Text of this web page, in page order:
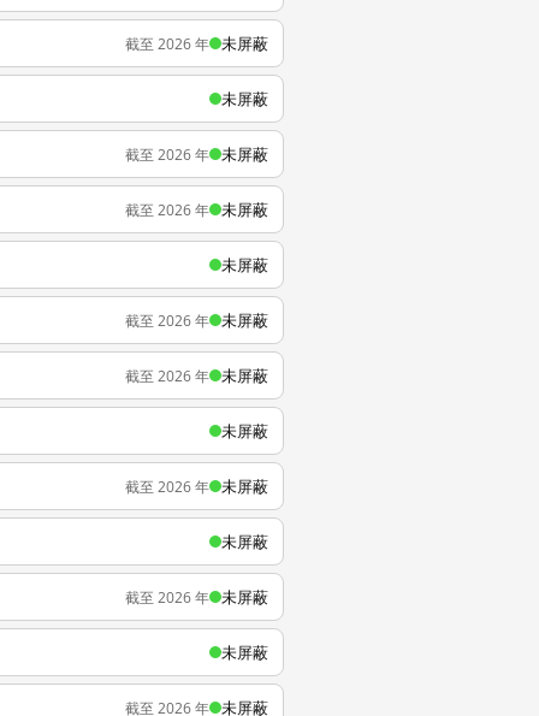
截至 2026 年 未屏蔽
未屏蔽
截至 2026 年 未屏蔽
截至 2026 年 未屏蔽
未屏蔽
截至 2026 年 未屏蔽
截至 2026 年 未屏蔽
未屏蔽
截至 2026 年 未屏蔽
未屏蔽
截至 2026 年 未屏蔽
未屏蔽
截至 2026 年 未屏蔽